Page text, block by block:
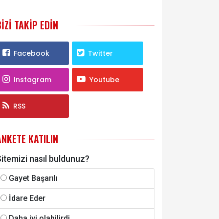
TAKIP EDIN
Facebook Twitter
Instagram Youtube
RSS
KATILIN
nasıl buldunuz?
Gayet Başarılı
İdare Eder